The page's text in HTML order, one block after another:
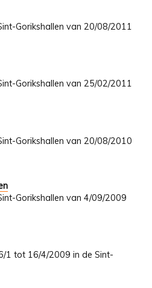
Gorikshallen van 20/08/2011
Gorikshallen van 25/02/2011
Gorikshallen van 20/08/2010
Gorikshallen van 4/09/2009
1 tot 16/4/2009 in de Sint-